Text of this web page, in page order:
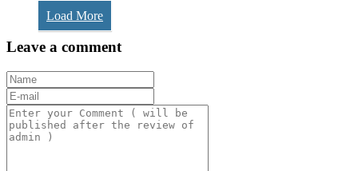
Load More
Leave a comment